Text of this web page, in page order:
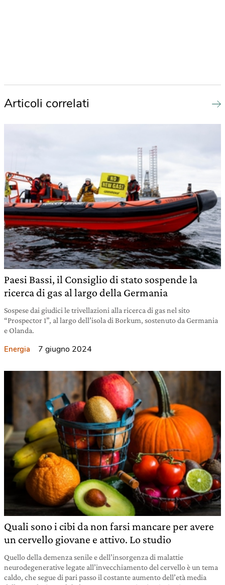
Articoli correlati
Paesi Bassi, il Consiglio di stato sospende la
ricerca di gas al largo della Germania
Sospese dai giudici le trivellazioni alla ricerca di gas nel sito
“Prospector 1”, al largo dell’isola di Borkum, sostenuto da Germania
e Olanda.
Energia 7 giugno 2024
Quali sono i cibi da non farsi mancare per avere
un cervello giovane e attivo. Lo studio
Quello della demenza senile e dell’insorgenza di malattie
neurodegenerative legate all’invecchiamento del cervello è un tema
caldo, che segue di pari passo il costante aumento dell’età media